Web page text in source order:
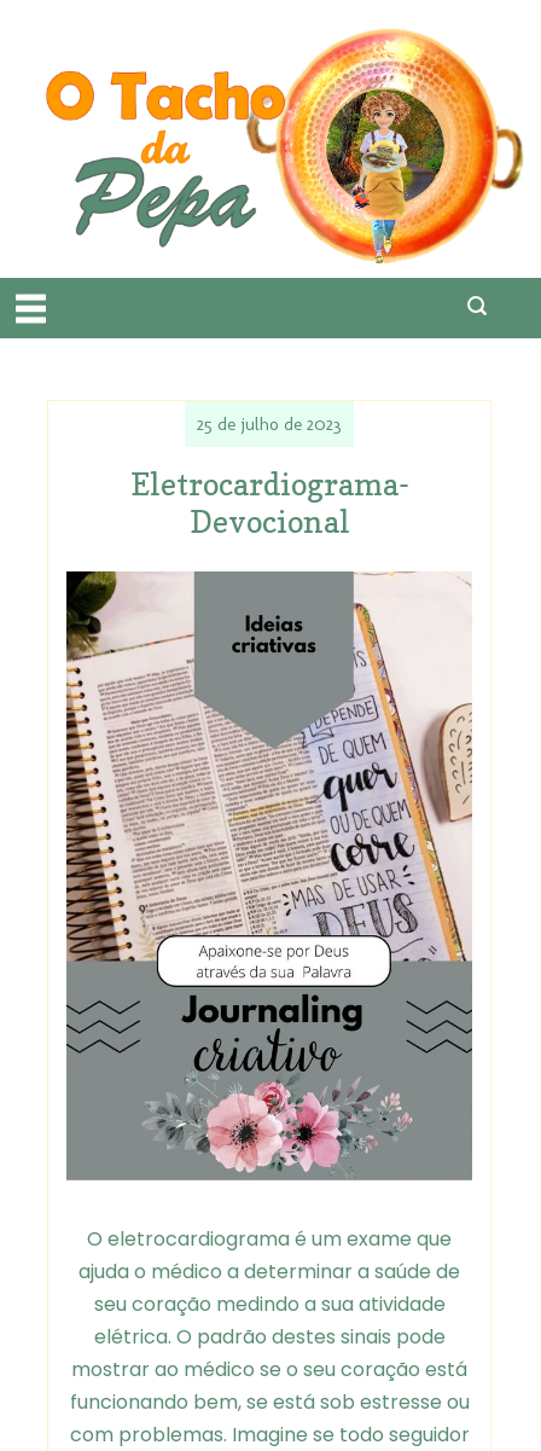
25 de julho de 2023
Eletrocardiograma-
Devocional
O eletrocardiograma é um exame que
ajuda o médico a determinar a saúde de
seu coração medindo a sua atividade
elétrica. O padrão destes sinais pode
mostrar ao médico se o seu coração está
funcionando bem, se está sob estresse ou
com problemas. Imagine se todo seguidor